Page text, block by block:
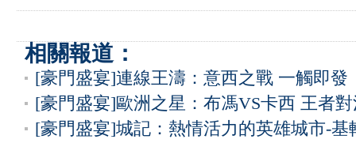
相關報道：
[豪門盛宴]連線王濤：意西之戰 一觸即發
[豪門盛宴]歐洲之星：布馮VS卡西 王者
[豪門盛宴]城記：熱情活力的英雄城市-基